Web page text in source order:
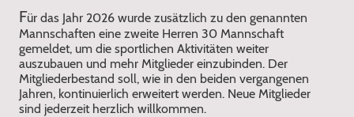
Für das Jahr 2026 wurde zusätzlich zu den genannten
Mannschaften eine zweite Herren 30 Mannschaft
gemeldet, um die sportlichen Aktivitäten weiter
auszubauen und mehr Mitglieder einzubinden. Der
Mitgliederbestand soll, wie in den beiden vergangenen
Jahren, kontinuierlich erweitert werden. Neue Mitglieder
sind jederzeit herzlich willkommen.